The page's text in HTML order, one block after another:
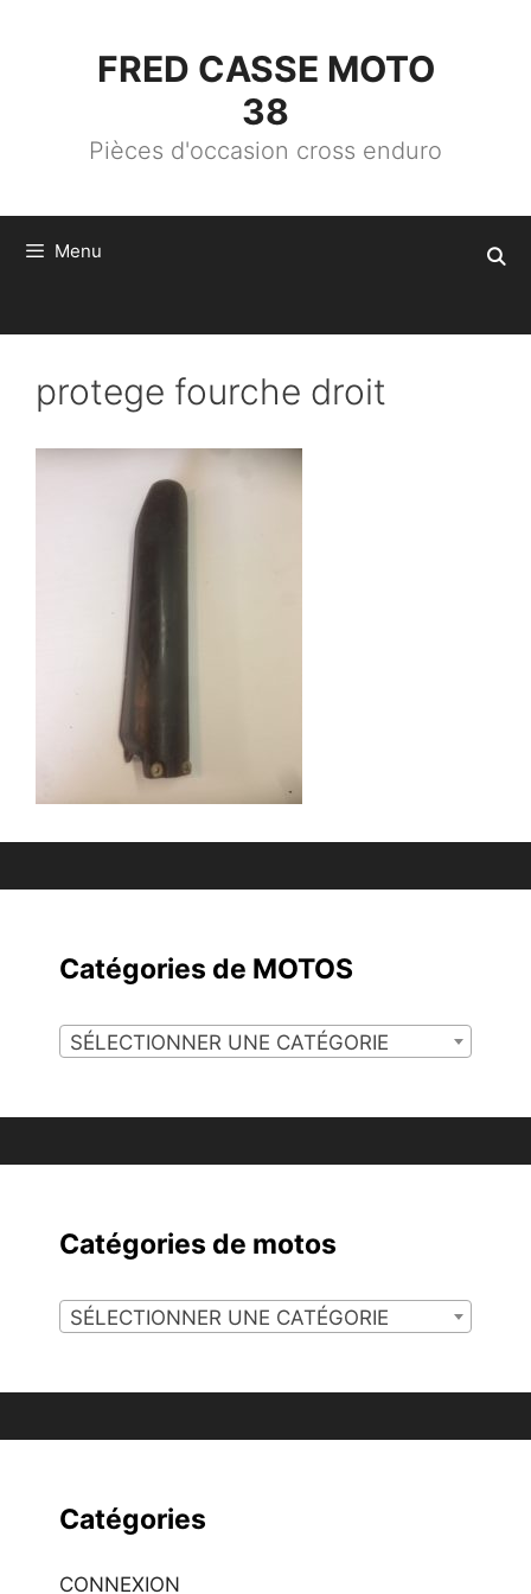
FRED CASSE MOTO
38
Pièces d'occasion cross enduro
Menu
protege fourche droit
Catégories de MOTOS
SÉLECTIONNER UNE CATÉGORIE
Catégories de motos
SÉLECTIONNER UNE CATÉGORIE
Catégories
CONNEXION